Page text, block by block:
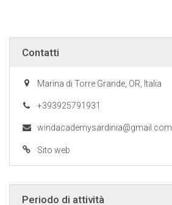
Contatti
Marina di Torre Grande, OR, Italia
+393925791931
windacademysardinia@gmail.com
Sito web
Periodo di attività